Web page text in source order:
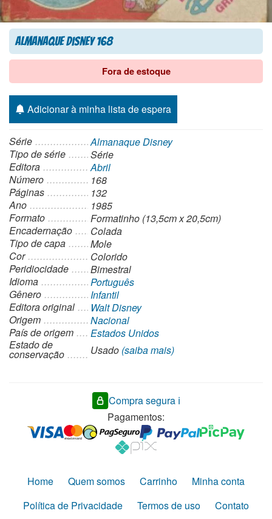
Almanaque Disney 168
Fora de estoque
Adicionar à minha lista de espera
Série
Almanaque Disney
Tipo de série
Série
Editora
Abril
Número
168
Páginas
132
Ano
1985
Formato
Formatinho (13,5cm x 20,5cm)
Encadernação
Colada
Tipo de capa
Mole
Cor
Colorido
Peridiocidade
Bimestral
Idioma
Português
Gênero
Infantil
Editora original
Walt Disney
Origem
Nacional
País de origem
Estados Unidos
Estado de
conservação Usado (saiba mais)
Compra segura ℹ️
Pagamentos:
Home Quem somos Carrinho
Minha conta
Política de Privacidade
Termos de uso Contato